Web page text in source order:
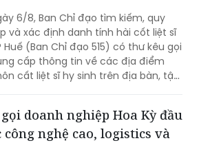
6/8, Ban Chỉ đạo tìm kiếm, quy
và xác định danh tính hài cốt liệt sĩ
Huế (Ban Chỉ đạo 515) có thư kêu gọi
cấp thông tin về các địa điểm
cất liệt sĩ hy sinh trên địa bàn, tập
khu vực sông Truồi (xã Lộc An).
doanh nghiệp Hoa Kỳ đầu
nghệ cao, logistics và